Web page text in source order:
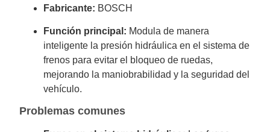
Fabricante: BOSCH
Función principal: Modula de manera
inteligente la presión hidráulica en el sistema de
frenos para evitar el bloqueo de ruedas,
mejorando la maniobrabilidad y la seguridad del
vehículo.
Problemas comunes